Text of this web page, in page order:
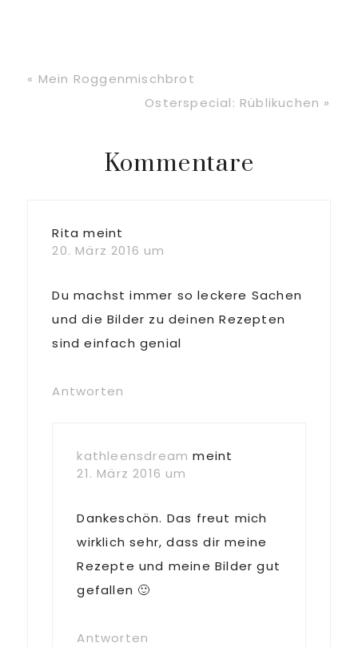
Vorheriger
« Mein Roggenmischbrot
Nächster
Osterspecial: Rüblikuchen »
Leser-Kommentare
Rita meint
20. März 2016 um
Du machst immer so leckere Sachen
und die Bilder zu deinen Rezepten
sind einfach genial
Antworten
kathleensdream meint
21. März 2016 um
Dankeschön. Das freut mich
wirklich sehr, dass dir meine
Rezepte und meine Bilder gut
gefallen 🙂
Antworten